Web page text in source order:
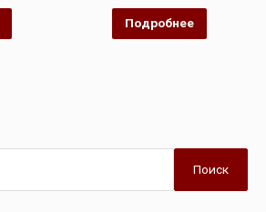
Оценка
0
из
5
Подробнее
Поиск